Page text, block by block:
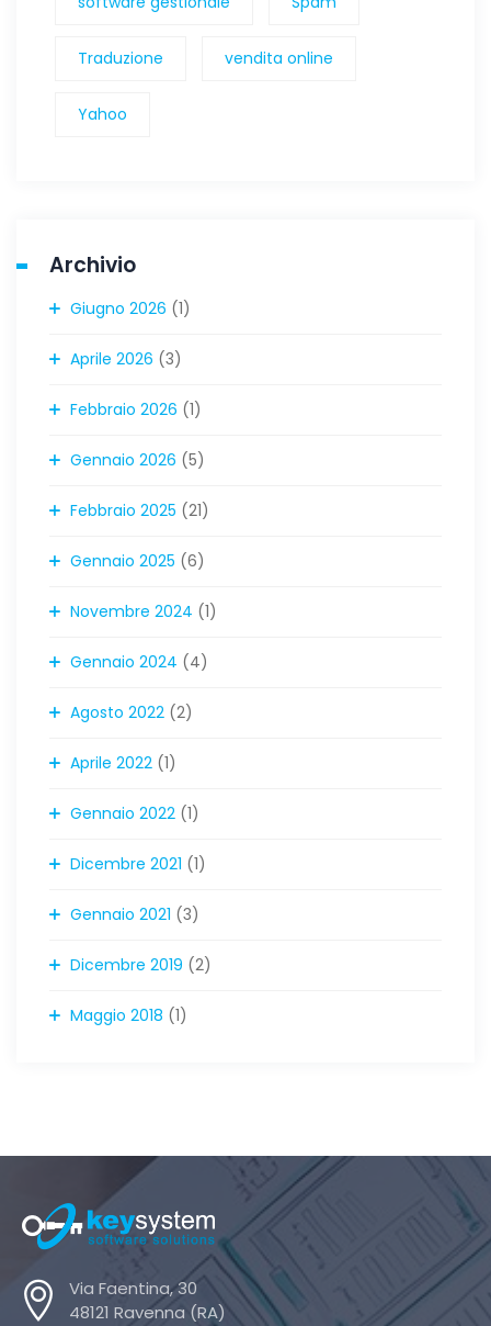
Traduzione vendita online
Yahoo
Archivio
Giugno 2026 (1)
Aprile 2026 (3)
Febbraio 2026 (1)
Gennaio 2026 (5)
Febbraio 2025 (21)
Gennaio 2025 (6)
Novembre 2024 (1)
Gennaio 2024 (4)
Agosto 2022 (2)
Aprile 2022 (1)
Gennaio 2022 (1)
Dicembre 2021 (1)
Gennaio 2021 (3)
Dicembre 2019 (2)
Maggio 2018 (1)
Via Faentina, 30
48121 Ravenna (RA)